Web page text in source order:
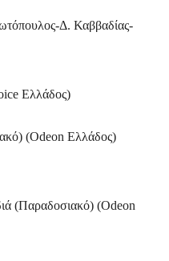
Δ. Καββαδίας-
Ελλάδος)
(Odeon Ελλάδος)
(Παραδοσιακό) (Odeon